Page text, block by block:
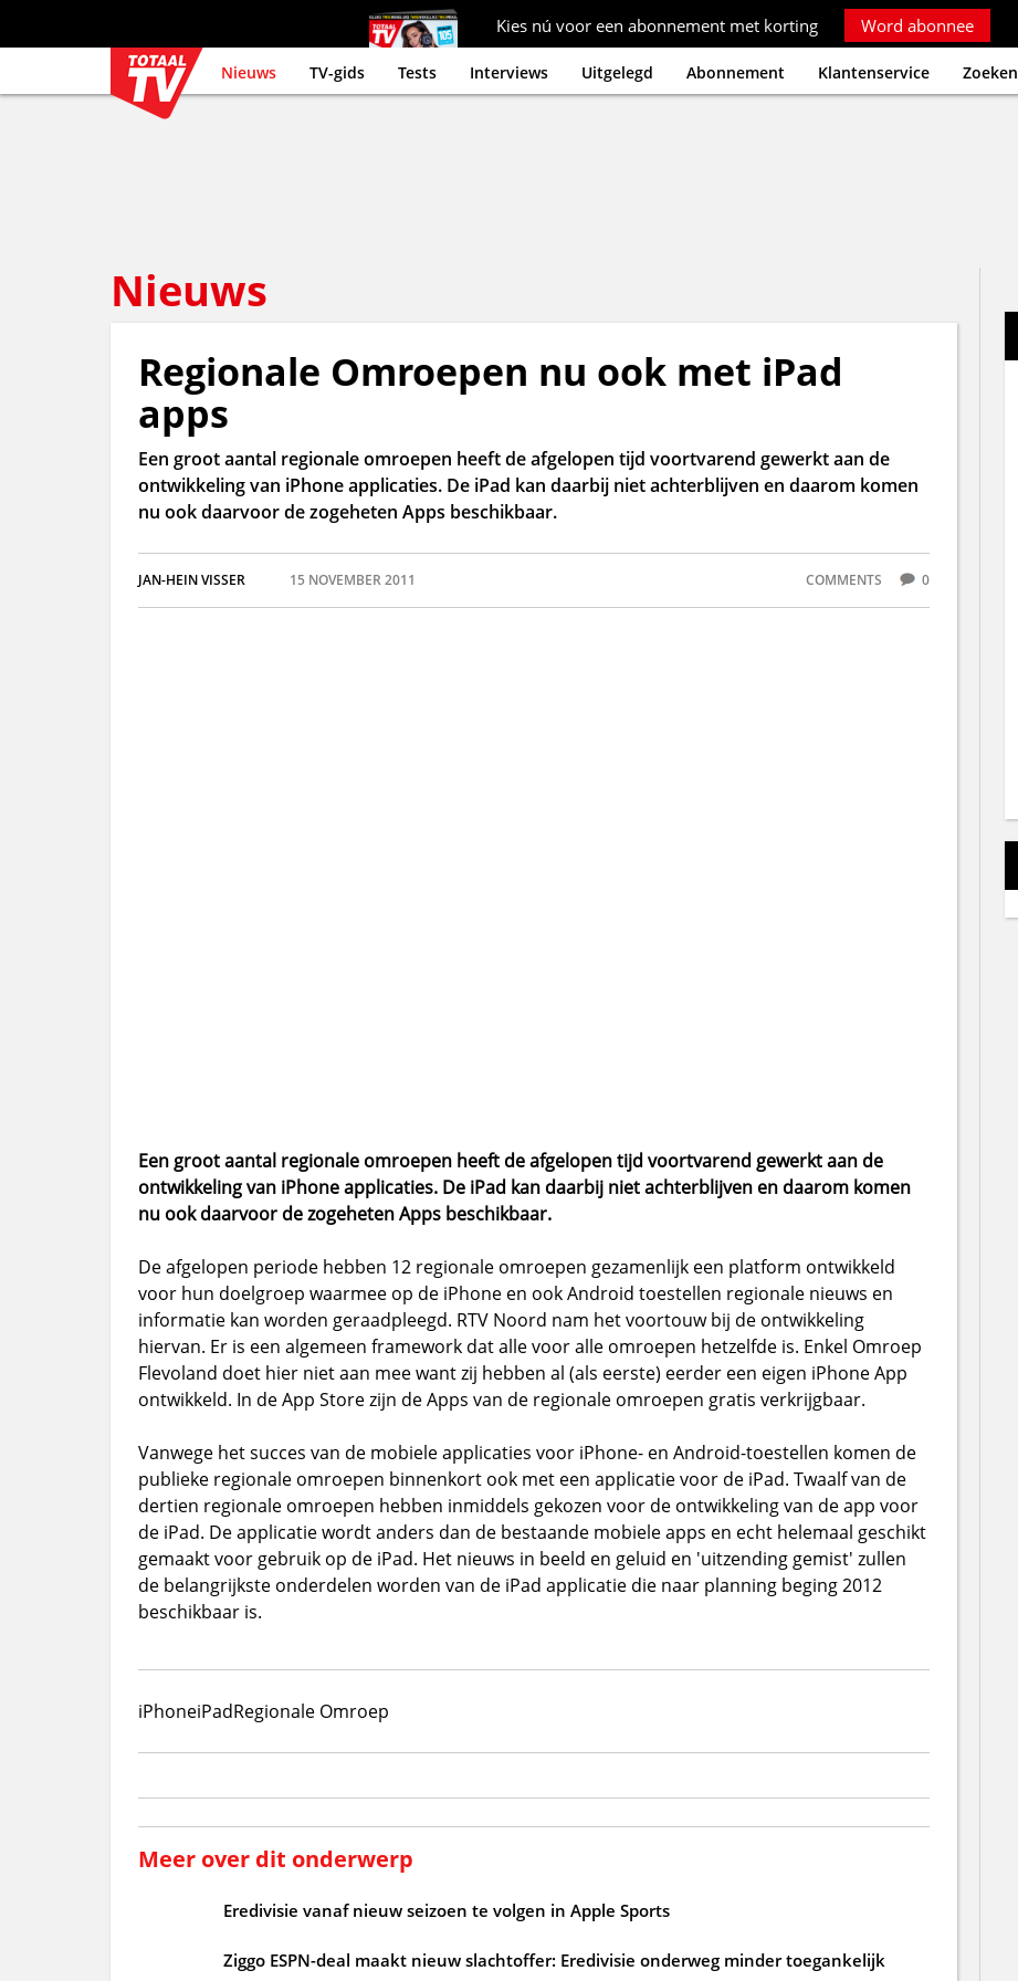
Kies nú voor een abonnement met korting Word abonnee
Nieuws TV-gids Tests Interviews Uitgelegd Abonnement Klantenservice Zoeken
Nieuws
Regionale Omroepen nu ook met iPad
apps
Een groot aantal regionale omroepen heeft de afgelopen tijd voortvarend gewerkt aan de
ontwikkeling van iPhone applicaties. De iPad kan daarbij niet achterblijven en daarom komen
nu ook daarvoor de zogeheten Apps beschikbaar.
JAN-HEIN VISSER 15 NOVEMBER 2011 COMMENTS 0
Een groot aantal regionale omroepen heeft de afgelopen tijd voortvarend gewerkt aan de
ontwikkeling van iPhone applicaties. De iPad kan daarbij niet achterblijven en daarom komen
nu ook daarvoor de zogeheten Apps beschikbaar.
De afgelopen periode hebben 12 regionale omroepen gezamenlijk een platform ontwikkeld
voor hun doelgroep waarmee op de iPhone en ook Android toestellen regionale nieuws en
informatie kan worden geraadpleegd. RTV Noord nam het voortouw bij de ontwikkeling
hiervan. Er is een algemeen framework dat alle voor alle omroepen hetzelfde is. Enkel Omroep
Flevoland doet hier niet aan mee want zij hebben al (als eerste) eerder een eigen iPhone App
ontwikkeld. In de App Store zijn de Apps van de regionale omroepen gratis verkrijgbaar.
Vanwege het succes van de mobiele applicaties voor iPhone- en Android-toestellen komen de
publieke regionale omroepen binnenkort ook met een applicatie voor de iPad. Twaalf van de
dertien regionale omroepen hebben inmiddels gekozen voor de ontwikkeling van de app voor
de iPad. De applicatie wordt anders dan de bestaande mobiele apps en echt helemaal geschikt
gemaakt voor gebruik op de iPad. Het nieuws in beeld en geluid en 'uitzending gemist' zullen
de belangrijkste onderdelen worden van de iPad applicatie die naar planning beging 2012
beschikbaar is.
iPhoneiPadRegionale Omroep
Meer over dit onderwerp
Eredivisie vanaf nieuw seizoen te volgen in Apple Sports
Ziggo ESPN-deal maakt nieuw slachtoffer: Eredivisie onderweg minder toegankelijk